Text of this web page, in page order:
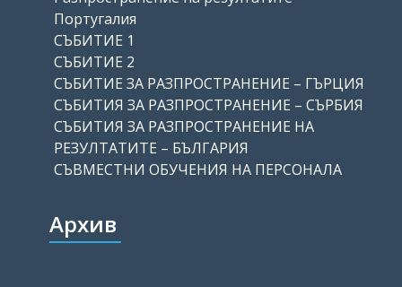
Португалия
СЪБИТИЕ 1
СЪБИТИЕ 2
СЪБИТИЕ ЗА РАЗПРОСТРАНЕНИЕ – ГЪРЦИЯ
СЪБИТИЯ ЗА РАЗПРОСТРАНЕНИЕ – СЪРБИЯ
СЪБИТИЯ ЗА РАЗПРОСТРАНЕНИЕ НА
РЕЗУЛТАТИТЕ – БЪЛГАРИЯ
СЪВМЕСТНИ ОБУЧЕНИЯ НА ПЕРСОНАЛА
Архив